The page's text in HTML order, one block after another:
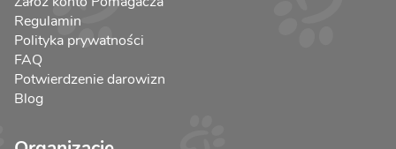
Regulamin
Polityka prywatności
FAQ
Potwierdzenie darowizn
Blog